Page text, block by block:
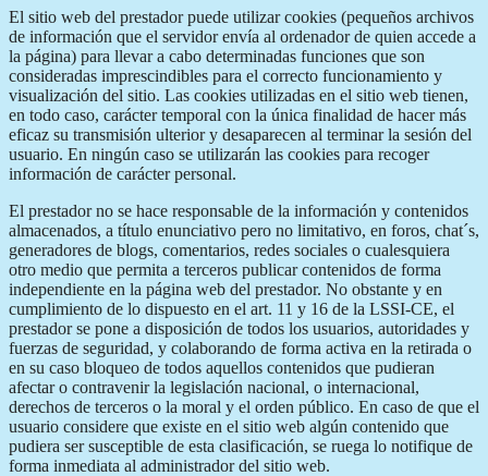
El sitio web del prestador puede utilizar cookies (pequeños archivos
de información que el servidor envía al ordenador de quien accede a
la página) para llevar a cabo determinadas funciones que son
consideradas imprescindibles para el correcto funcionamiento y
visualización del sitio. Las cookies utilizadas en el sitio web tienen,
en todo caso, carácter temporal con la única finalidad de hacer más
eficaz su transmisión ulterior y desaparecen al terminar la sesión del
usuario. En ningún caso se utilizarán las cookies para recoger
información de carácter personal.
El prestador no se hace responsable de la información y contenidos
almacenados, a título enunciativo pero no limitativo, en foros, chat´s,
generadores de blogs, comentarios, redes sociales o cualesquiera
otro medio que permita a terceros publicar contenidos de forma
independiente en la página web del prestador. No obstante y en
cumplimiento de lo dispuesto en el art. 11 y 16 de la LSSI-CE, el
prestador se pone a disposición de todos los usuarios, autoridades y
fuerzas de seguridad, y colaborando de forma activa en la retirada o
en su caso bloqueo de todos aquellos contenidos que pudieran
afectar o contravenir la legislación nacional, o internacional,
derechos de terceros o la moral y el orden público. En caso de que el
usuario considere que existe en el sitio web algún contenido que
pudiera ser susceptible de esta clasificación, se ruega lo notifique de
forma inmediata al administrador del sitio web.